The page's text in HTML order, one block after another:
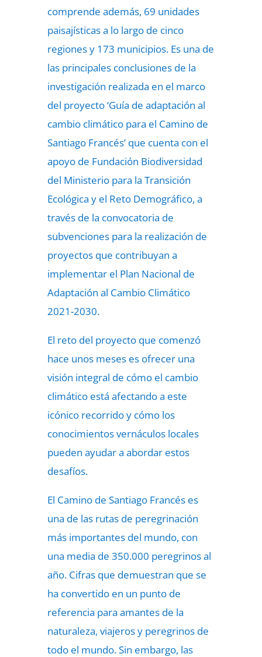
comprende además, 69 unidades
paisajísticas a lo largo de cinco
regiones y 173 municipios. Es una de
las principales conclusiones de la
investigación realizada en el marco
del proyecto ‘Guía de adaptación al
cambio climático para el Camino de
Santiago Francés’ que cuenta con el
apoyo de Fundación Biodiversidad
del Ministerio para la Transición
Ecológica y el Reto Demográfico, a
través de la convocatoria de
subvenciones para la realización de
proyectos que contribuyan a
implementar el Plan Nacional de
Adaptación al Cambio Climático
2021-2030.
El reto del proyecto que comenzó
hace unos meses es ofrecer una
visión integral de cómo el cambio
climático está afectando a este
icónico recorrido y cómo los
conocimientos vernáculos locales
pueden ayudar a abordar estos
desafíos.
El Camino de Santiago Francés es
una de las rutas de peregrinación
más importantes del mundo, con
una media de 350.000 peregrinos al
año. Cifras que demuestran que se
ha convertido en un punto de
referencia para amantes de la
naturaleza, viajeros y peregrinos de
todo el mundo. Sin embargo, las